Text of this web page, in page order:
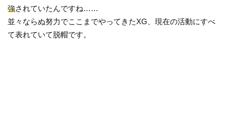
強されていたんですね……
並々ならぬ努力でここまでやってきたXG、現在の活動にすべ
て表れていて脱帽です。